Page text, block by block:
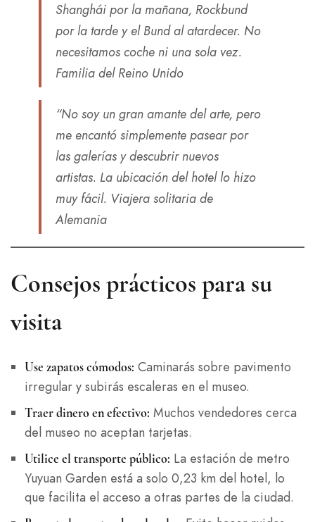
Shanghái por la mañana, Rockbund
por la tarde y el Bund al atardecer. No
necesitamos coche ni una sola vez.
Familia del Reino Unido
“No soy un gran amante del arte, pero
me encantó simplemente pasear por
las galerías y descubrir nuevos
artistas. La ubicación del hotel lo hizo
muy fácil. Viajera solitaria de
Alemania
Consejos prácticos para su
visita
Use zapatos cómodos: Caminarás sobre pavimento
irregular y subirás escaleras en el museo.
Traer dinero en efectivo: Muchos vendedores cerca
del museo no aceptan tarjetas.
Utilice el transporte público: La estación de metro
Yuyuan Garden está a solo 0,23 km del hotel, lo
que facilita el acceso a otras partes de la ciudad.